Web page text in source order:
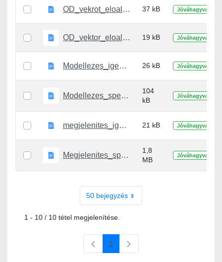
OD_vekrot_eloallito_specifikacio.docx 37 kB Jóváhagyva
OD_vektor_eloallito_igenyfelmeres.docx 19 kB Jóváhagyva
Modellezes_igenyfelmeres.docx 26 kB Jóváhagyva
Modellezes_specifikacio.docx
104
kB
Jóváhagyva
megjelenites_igenyfelmeres.docx 21 kB Jóváhagyva
Megjelenites_specifikacio.docx
1,8
MB
Jóváhagyva
50 bejegyzés
1 - 10 / 10 tétel megjelenítése.
Oldal
1